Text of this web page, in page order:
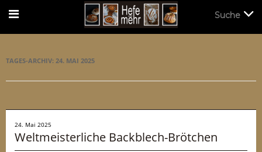
TAGES-ARCHIV: 24. MAI 2025
24. Mai 2025
Weltmeisterliche Backblech-Brötchen
Suche
Suche